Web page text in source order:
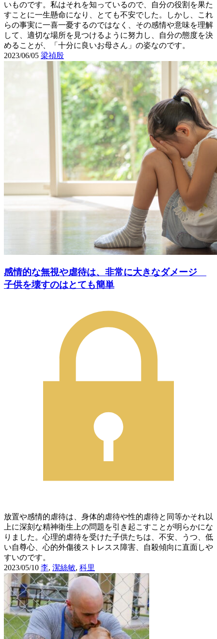
いものです。私はそれを知っているので、自分の役割を果た
すことに一生懸命になり、とても不安でした。しかし、これ
らの事実に一喜一憂するのではなく、その感情や意味を理解
して、適切な場所を見つけるように努力し、自分の態度を決
めることが、「十分に良いお母さん」の姿なのです。
2023/06/05 梁禎殷
感情的な無視や虐待は、非常に大きなダメージ
子供を壊すのはとても簡単
放置や感情的虐待は、身体的虐待や性的虐待と同等かそれ以
上に深刻な精神衛生上の問題を引き起こすことが明らかにな
りました。心理的虐待を受けた子供たちは、不安、うつ、低
い自尊心、心的外傷後ストレスス障害、自殺傾向に直面しや
すいのです。
2023/05/10 李, 潔絲敏, 科里